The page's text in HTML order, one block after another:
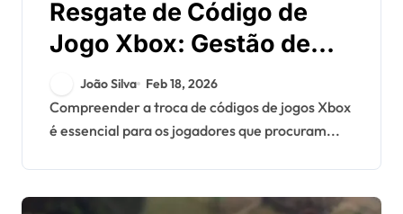
Resgate de Código de
Jogo Xbox: Gestão de
direitos digitais,
Reativação, Problemas
entre plataformas
João Silva Feb 18, 2026
Compreender a troca de códigos de jogos Xbox
é essencial para os jogadores que procuram...